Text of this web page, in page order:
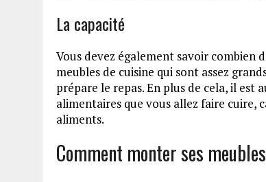
La capacité
Vous devez également savoir combien
meubles de cuisine qui sont assez
prépare le repas. En plus de cela, il
alimentaires que vous allez faire cuire,
aliments.
Comment monter ses